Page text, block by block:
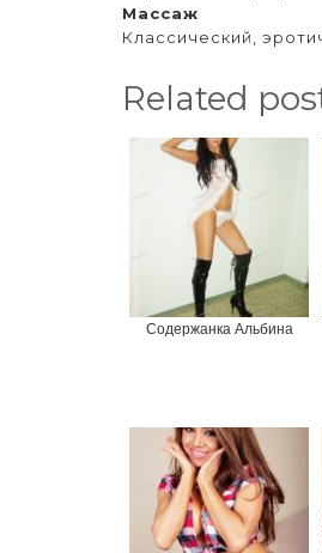
Массаж
Классический,
Related
Содержанка Альбина